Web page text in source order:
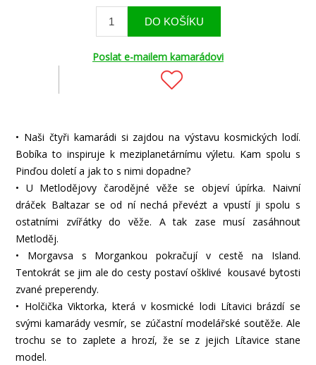
Poslat e-mailem kamarádovi
• Naši čtyři kamarádi si zajdou na výstavu kosmických lodí.
Bobíka to inspiruje k meziplanetárnímu výletu. Kam spolu s
Pinďou doletí a jak to s nimi dopadne?
• U Metlodějovy čarodějné věže se objeví úpírka. Naivní
dráček Baltazar se od ní nechá převézt a vpustí ji spolu s
ostatními zvířátky do věže. A tak zase musí zasáhnout
Metloděj.
• Morgavsa s Morgankou pokračují v cestě na Island.
Tentokrát se jim ale do cesty postaví ošklivé kousavé bytosti
zvané preperendy.
• Holčička Viktorka, která v kosmické lodi Lítavici brázdí se
svými kamarády vesmír, se zúčastní modelářské soutěže. Ale
trochu se to zaplete a hrozí, že se z jejich Lítavice stane
model.